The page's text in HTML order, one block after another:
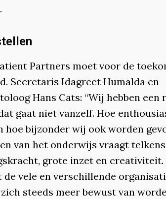
Partners moet voor de
Secretaris Idagreet Humalda en
Hans Cats: “Wij hebben een
gaat niet vanzelf. Hoe
hoe bijzonder wij ook worden
van het onderwijs vraagt telkens
grote inzet en creativiteit.
vele en verschillende
steeds meer bewust van